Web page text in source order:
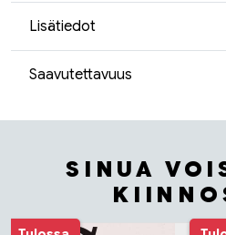
Lisätiedot
Saavutettavuus
SINUA
Tuoteluettelon alku